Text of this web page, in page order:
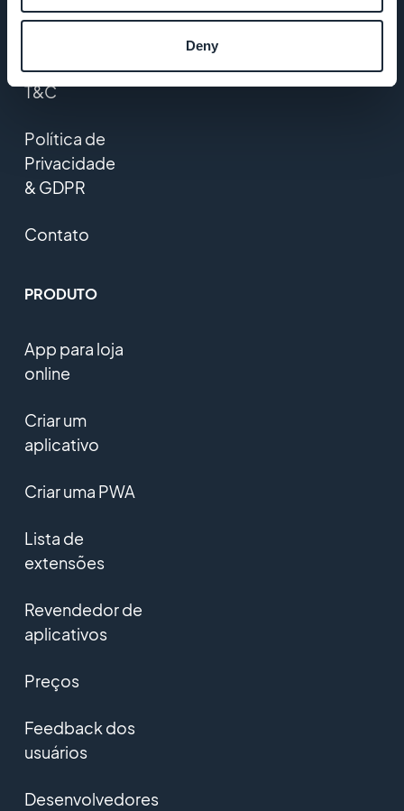
Deny
T&C
Política de
Privacidade
& GDPR
Contato
PRODUTO
App para loja
online
Criar um
aplicativo
Criar uma PWA
Lista de
extensões
Revendedor de
aplicativos
Preços
Feedback dos
usuários
Desenvolvedores